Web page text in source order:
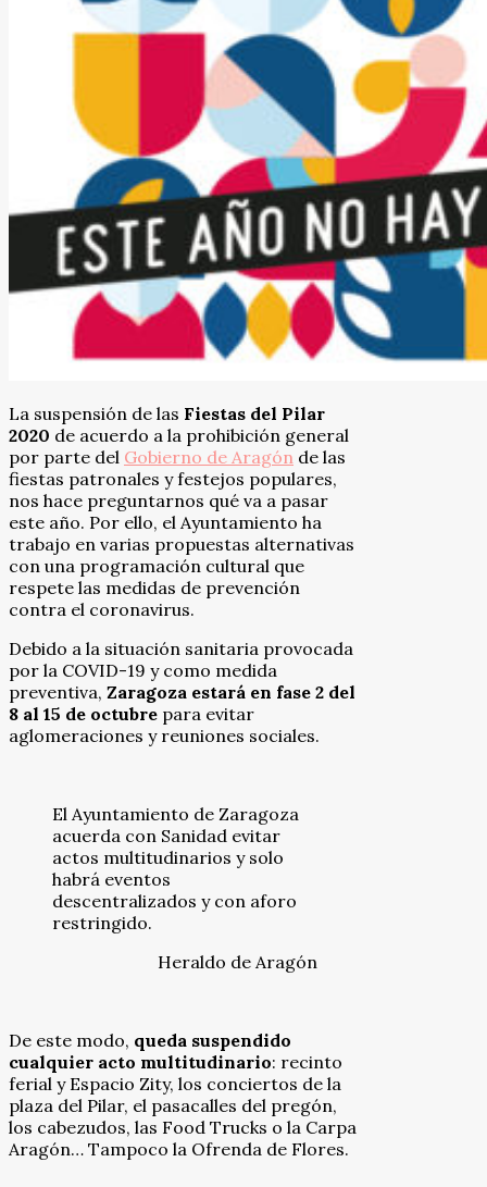
La suspensión de las Fiestas del Pilar
2020 de acuerdo a la prohibición general
por parte del Gobierno de Aragón de las
fiestas patronales y festejos populares,
nos hace preguntarnos qué va a pasar
este año. Por ello, el Ayuntamiento ha
trabajo en varias propuestas alternativas
con una programación cultural que
respete las medidas de prevención
contra el coronavirus.
Debido a la situación sanitaria provocada
por la COVID-19 y como medida
preventiva, Zaragoza estará en fase 2 del
8 al 15 de octubre para evitar
aglomeraciones y reuniones sociales.
El Ayuntamiento de Zaragoza
acuerda con Sanidad evitar
actos multitudinarios y solo
habrá eventos
descentralizados y con aforo
restringido.
Heraldo de Aragón
De este modo, queda suspendido
cualquier acto multitudinario: recinto
ferial y Espacio Zity, los conciertos de la
plaza del Pilar, el pasacalles del pregón,
los cabezudos, las Food Trucks o la Carpa
Aragón… Tampoco la Ofrenda de Flores.